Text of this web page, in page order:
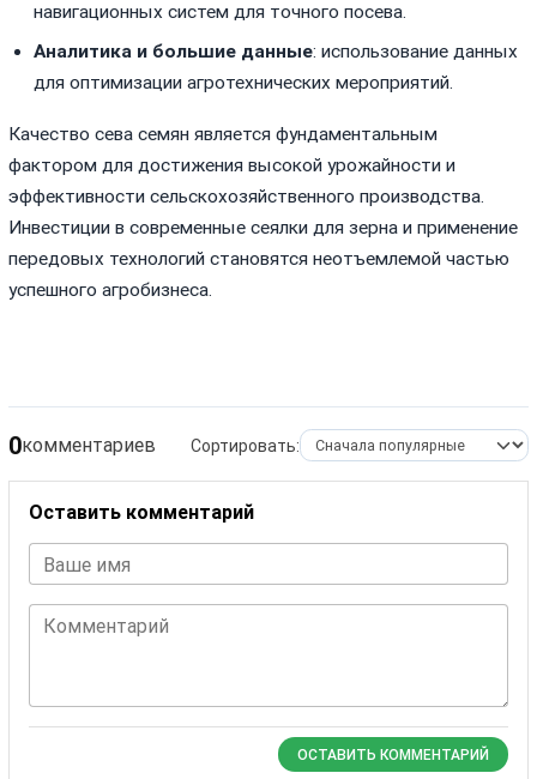
навигационных систем для точного посева.
Аналитика и большие данные: использование данных
для оптимизации агротехнических мероприятий.
Качество сева семян является фундаментальным
фактором для достижения высокой урожайности и
эффективности сельскохозяйственного производства.
Инвестиции в современные сеялки для зерна и применение
передовых технологий становятся неотъемлемой частью
успешного агробизнеса.
0комментариев Сортировать:
Оставить комментарий
Ваше имя
Комментарий
ОСТАВИТЬ КОММЕНТАРИЙ